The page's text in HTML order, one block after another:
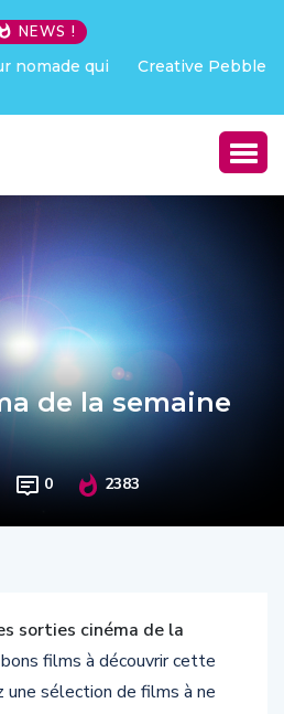
NEWS !
choqué !
de la semaine
films à découvrir cette
une sélection de films à ne
2 novembre 2016.